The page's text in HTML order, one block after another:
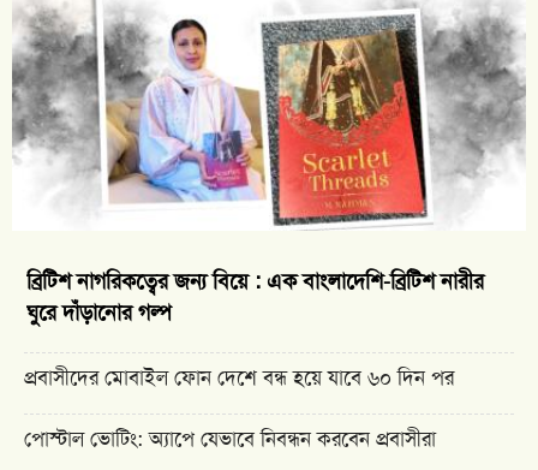
ব্রিটিশ নাগরিকত্বের জন্য বিয়ে : এক বাংলাদেশি-ব্রিটিশ নারীর
ঘুরে দাঁড়ানোর গল্প
প্রবাসীদের মোবাইল ফোন দেশে বন্ধ হয়ে যাবে ৬০ দিন পর
পোস্টাল ভোটিং: অ্যাপে যেভাবে নিবন্ধন করবেন প্রবাসীরা